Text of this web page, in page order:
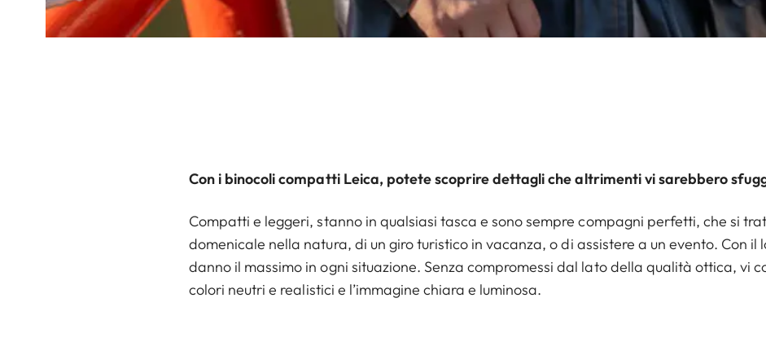
Con i binocoli compatti Leica, potete scoprire dettagli che altrimenti vi sarebbero
Compatti e leggeri, stanno in qualsiasi tasca e sono sempre compagni perfetti, che si
domenicale nella natura, di un giro turistico in vacanza, o di assistere a un evento. Con il
danno il massimo in ogni situazione. Senza compromessi dal lato della qualità ottica, vi
colori neutri e realistici e l’immagine chiara e luminosa.